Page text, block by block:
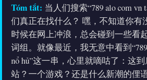
Tóm tắt: 当人们搜索“789 alo com vn
们真正在找什么？ 嘿，不知道你有
时候在网上冲浪，总会碰到一些看
词组。就像最近，我无意中看到
nổ hủ”这一串，心里就嘀咕了：这
站？一个游戏？还是什么新潮的俚